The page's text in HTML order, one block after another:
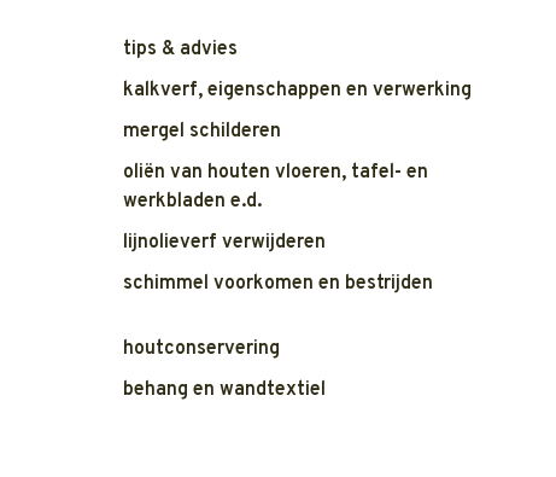
tips & advies
kalkverf, eigenschappen en verwerking
mergel schilderen
oliën van houten vloeren, tafel- en
werkbladen e.d.
lijnolieverf verwijderen
schimmel voorkomen en bestrijden
houtconservering
behang en wandtextiel